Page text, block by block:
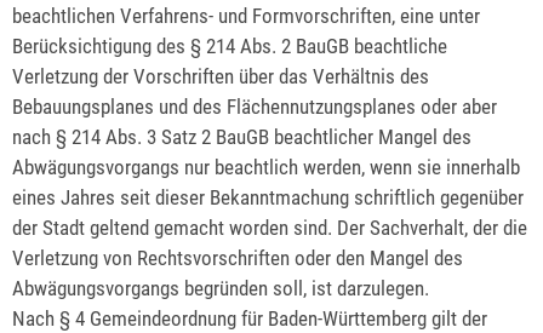
beachtlichen Verfahrens- und Formvorschriften, eine unter
Berücksichtigung des § 214 Abs. 2 BauGB beachtliche
Verletzung der Vorschriften über das Verhältnis des
Bebauungsplanes und des Flächennutzungsplanes oder aber
nach § 214 Abs. 3 Satz 2 BauGB beachtlicher Mangel des
Abwägungsvorgangs nur beachtlich werden, wenn sie innerhalb
eines Jahres seit dieser Bekanntmachung schriftlich gegenüber
der Stadt geltend gemacht worden sind. Der Sachverhalt, der die
Verletzung von Rechtsvorschriften oder den Mangel des
Abwägungsvorgangs begründen soll, ist darzulegen.
Nach § 4 Gemeindeordnung für Baden-Württemberg gilt der